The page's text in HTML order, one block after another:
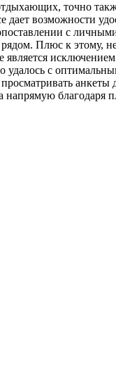
точно
дает возможности
с
Плюс к этому, не
является
удалось с
анкеты
напрямую